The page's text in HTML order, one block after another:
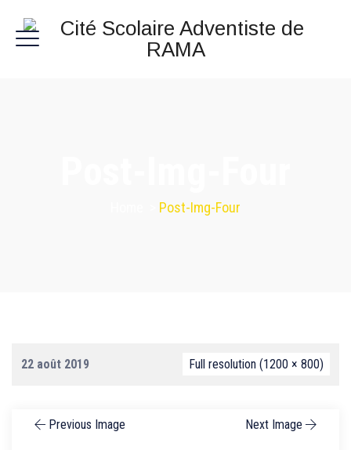
Post-Img-Four
22 août 2019 Full resolution (1200 × 800)
Previous Image Next Image